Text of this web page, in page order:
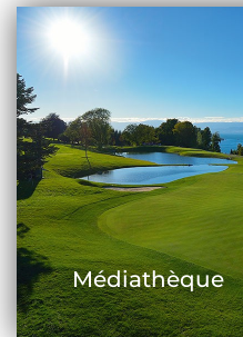
Médiathèque